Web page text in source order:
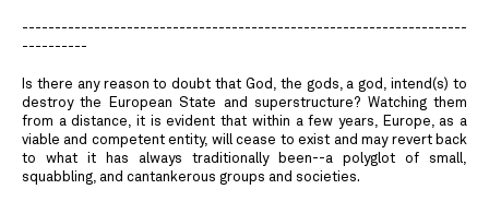
--------------------------------------------------------------------
----------
Is there any reason to doubt that God, the gods, a god, intend(s) to
destroy the European State and superstructure? Watching them
from a distance, it is evident that within a few years, Europe, as a
viable and competent entity, will cease to exist and may revert back
to what it has always traditionally been--a polyglot of small,
squabbling, and cantankerous groups and societies.